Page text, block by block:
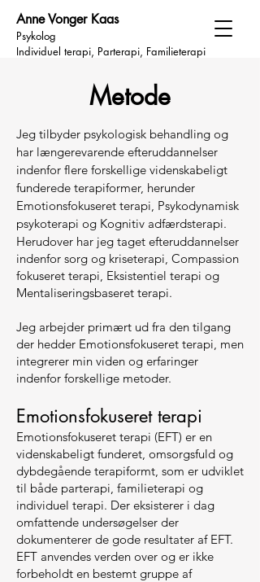
Anne Vonger Kaas
Psykolog
Individuel terapi, Parterapi, Familieterapi
Metode
Jeg tilbyder psykologisk behandling og
har længerevarende efteruddannelser
indenfor flere forskellige videnskabeligt
funderede terapiformer, herunder
Emotionsfokuseret terapi, Psykodynamisk
psykoterapi og Kognitiv adfærdsterapi.
Herudover har jeg taget efteruddannelser
indenfor sorg og kriseterapi, Compassion
fokuseret terapi, Eksistentiel terapi og
Mentaliseringsbaseret terapi.
Jeg arbejder primært ud fra den tilgang
der hedder Emotionsfokuseret terapi, men
integrerer min viden og erfaringer
indenfor forskellige metoder.
Emotionsfokuseret terapi
Emotionsfokuseret terapi (EFT) er en
videnskabeligt funderet, omsorgsfuld og
dybdegående terapiformt, som er udviklet
til både parterapi, familieterapi og
individuel terapi. Der eksisterer i dag
omfattende undersøgelser der
dokumenterer de gode resultater af EFT.
EFT anvendes verden over og er ikke
forbeholdt en bestemt gruppe af